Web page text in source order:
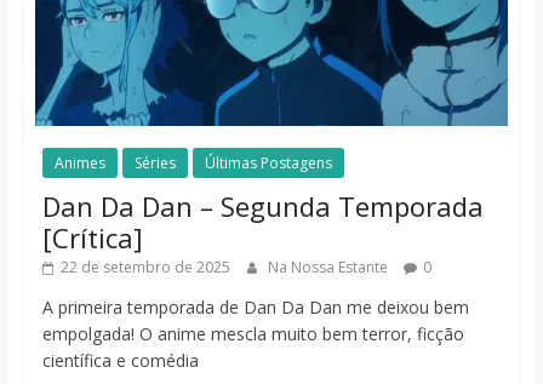
Animes Séries Últimas Postagens
Dan Da Dan – Segunda Temporada
[Crítica]
22 de setembro de 2025 Na Nossa Estante 0
A primeira temporada de Dan Da Dan me deixou bem
empolgada! O anime mescla muito bem terror, ficção
científica e comédia